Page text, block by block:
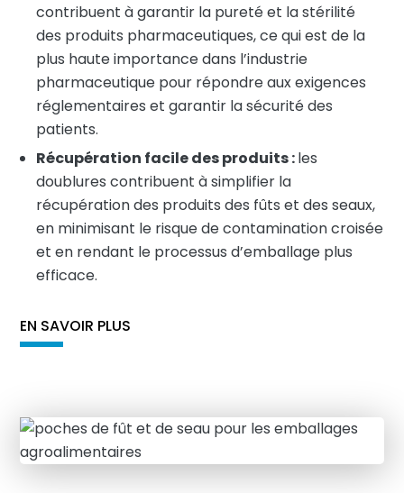
contribuent à garantir la pureté et la stérilité
des produits pharmaceutiques, ce qui est de la
plus haute importance dans l’industrie
pharmaceutique pour répondre aux exigences
réglementaires et garantir la sécurité des
patients.
Récupération facile des produits :les
doublures contribuent à simplifier la
récupération des produits des fûts et des seaux,
en minimisant le risque de contamination croisée
et en rendant le processus d’emballage plus
efficace.
EN SAVOIR PLUS